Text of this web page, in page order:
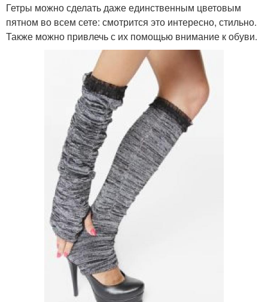
Гетры можно сделать даже единственным цветовым
пятном во всем сете: смотрится это интересно, стильно.
Также можно привлечь с их помощью внимание к обуви.